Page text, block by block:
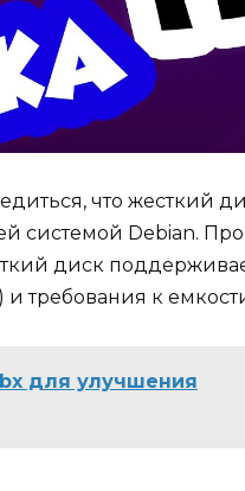
что жесткий
системой Debian.
диск
требования к
для улучшения